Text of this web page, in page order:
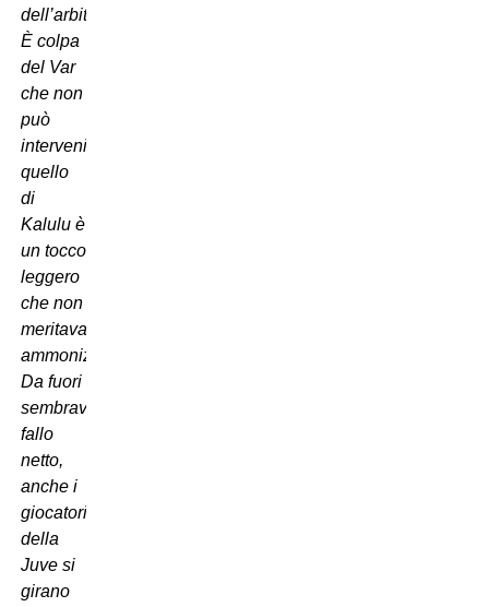
dell’arbitro.
È colpa
del Var
che non
può
intervenire,
quello
di
Kalulu è
un tocco
leggero
che non
meritava
ammonizione.
Da fuori
sembrava
fallo
netto,
anche i
giocatori
della
Juve si
girano